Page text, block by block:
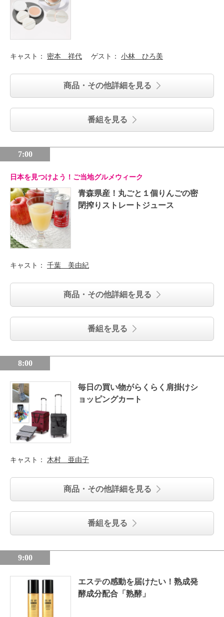
キャスト： 密本 祥代 ゲスト： 小林 ひろ美
商品・その他詳細を見る
番組を見る
7:00
日本を見つけよう！ご当地グルメウィーク
青森県産！丸ごと１個りんごの密
閉搾りストレートジュース
キャスト： 千葉 美由紀
商品・その他詳細を見る
番組を見る
8:00
毎日の買い物がらくらく肩掛けシ
ョッピングカート
キャスト： 木村 亜由子
商品・その他詳細を見る
番組を見る
9:00
エステの感動を届けたい！熟成発
酵成分配合「熟酵」